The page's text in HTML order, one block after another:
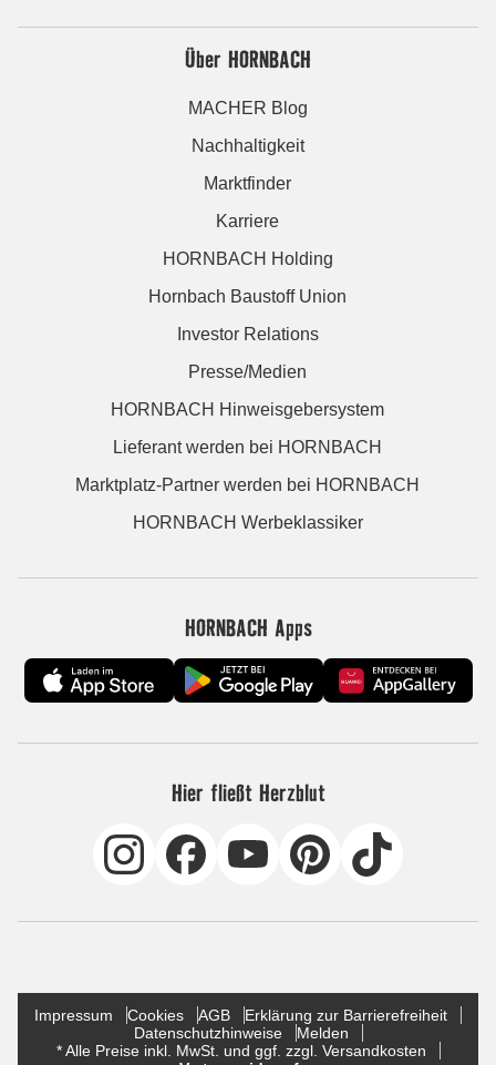
Über HORNBACH
MACHER Blog
Nachhaltigkeit
Marktfinder
Karriere
HORNBACH Holding
Hornbach Baustoff Union
Investor Relations
Presse/Medien
HORNBACH Hinweisgebersystem
Lieferant werden bei HORNBACH
Marktplatz-Partner werden bei HORNBACH
HORNBACH Werbeklassiker
HORNBACH Apps
Hier fließt Herzblut
Impressum Cookies AGB
Erklärung zur Barrierefreiheit
Datenschutzhinweise
Melden
* Alle Preise inkl. MwSt. und ggf. zzgl. Versandkosten